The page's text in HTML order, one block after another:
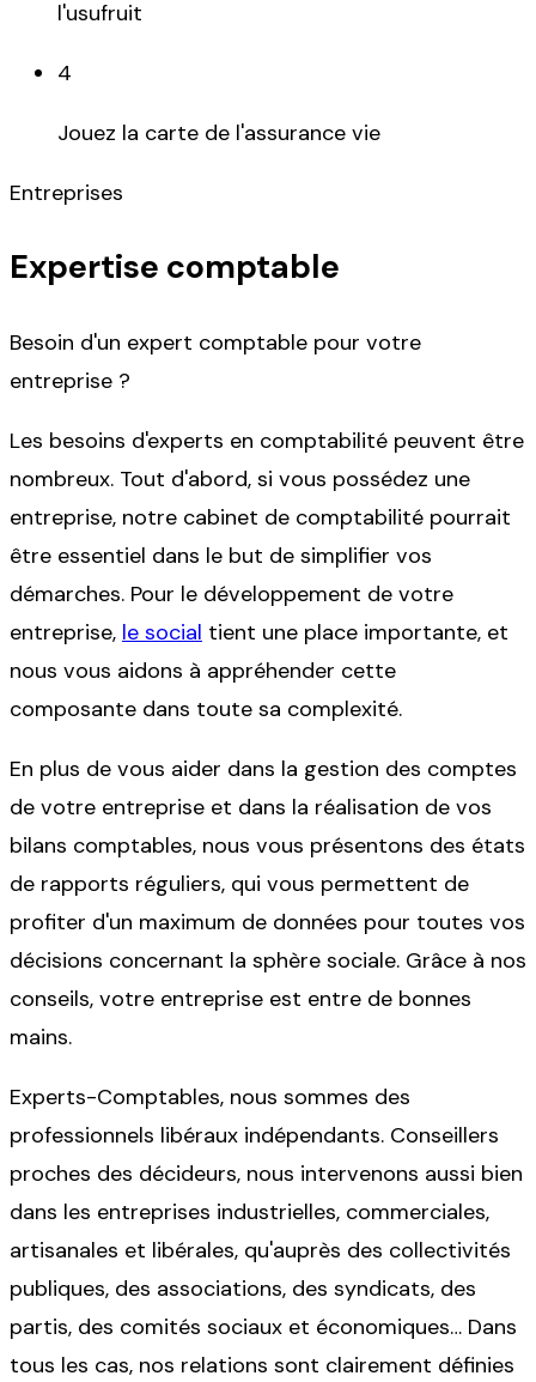
l'usufruit
4
Jouez la carte de l'assurance vie
Entreprises
Expertise comptable
Besoin d'un expert comptable pour votre
entreprise ?
Les besoins d'experts en comptabilité peuvent être
nombreux. Tout d'abord, si vous possédez une
entreprise, notre cabinet de comptabilité pourrait
être essentiel dans le but de simplifier vos
démarches. Pour le développement de votre
entreprise, le social tient une place importante, et
nous vous aidons à appréhender cette
composante dans toute sa complexité.
En plus de vous aider dans la gestion des comptes
de votre entreprise et dans la réalisation de vos
bilans comptables, nous vous présentons des états
de rapports réguliers, qui vous permettent de
profiter d'un maximum de données pour toutes vos
décisions concernant la sphère sociale. Grâce à nos
conseils, votre entreprise est entre de bonnes
mains.
Experts-Comptables, nous sommes des
professionnels libéraux indépendants. Conseillers
proches des décideurs, nous intervenons aussi bien
dans les entreprises industrielles, commerciales,
artisanales et libérales, qu'auprès des collectivités
publiques, des associations, des syndicats, des
partis, des comités sociaux et économiques… Dans
tous les cas, nos relations sont clairement définies